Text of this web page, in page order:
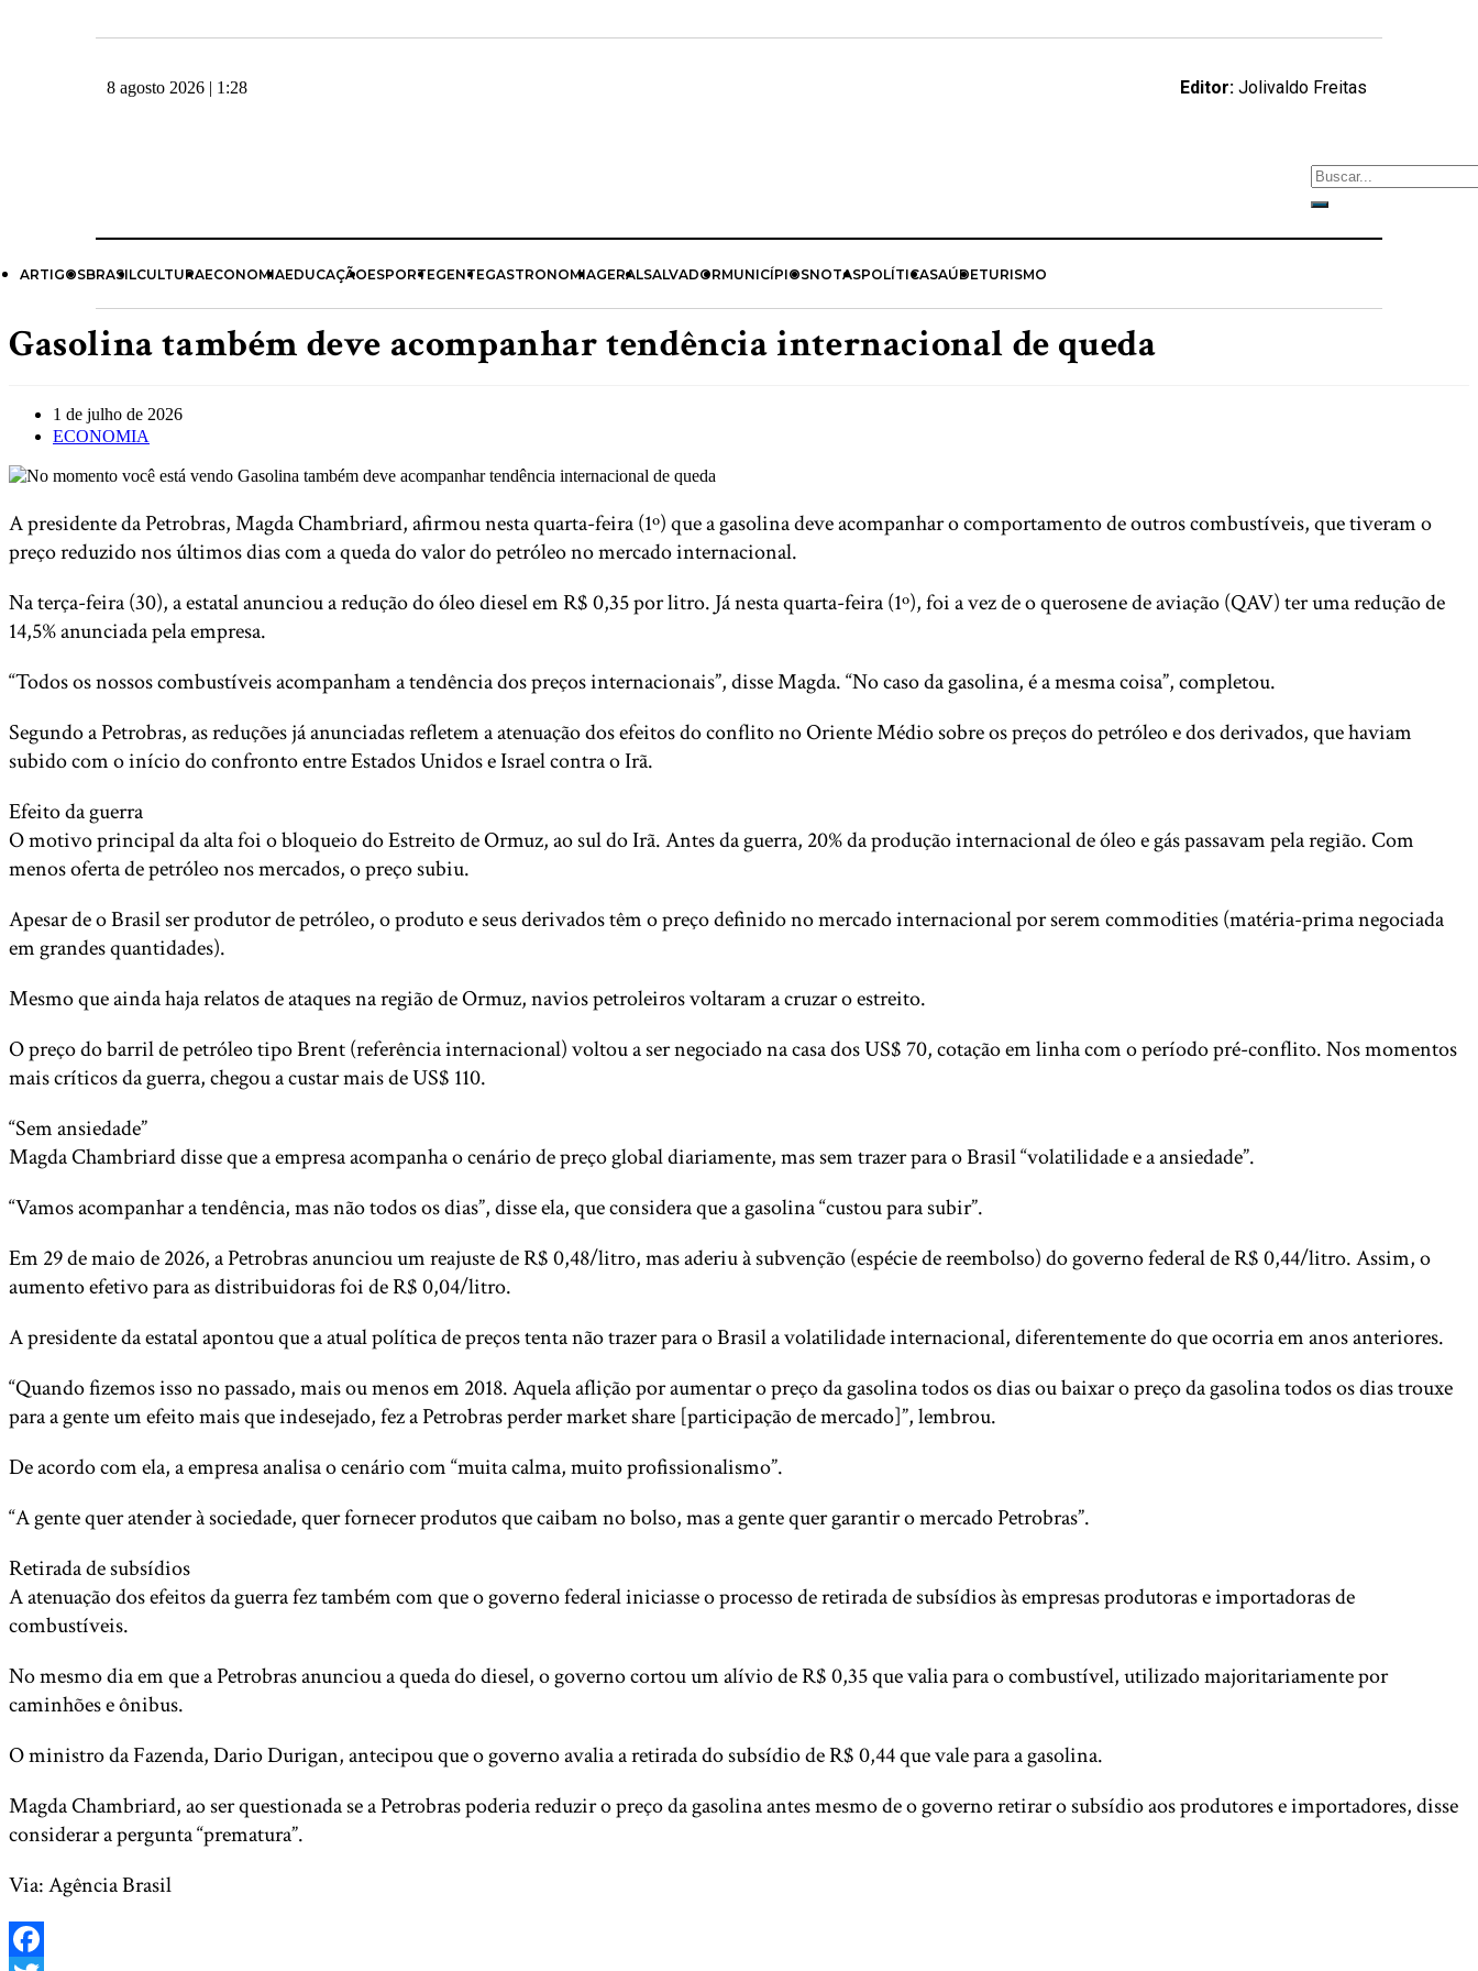
8 agosto 2026 | 1:28 Editor:Jolivaldo Freitas
ARTIGOSBRASILCULTURAECONOMIAEDUCAÇÃOESPORTEGENTEGASTRONOMIAGERALSALVADORMUNICÍPIOSNOTASPOLÍTICASAÚDETURISMO
Gasolina também deve acompanhar tendência internacional de queda
1 de julho de 2026
ECONOMIA
A presidente da Petrobras, Magda Chambriard, afirmou nesta quarta-feira (1º) que a gasolina deve acompanhar o comportamento de outros combustíveis, que tiveram o
preço reduzido nos últimos dias com a queda do valor do petróleo no mercado internacional.
Na terça-feira (30), a estatal anunciou a redução do óleo diesel em R$ 0,35 por litro. Já nesta quarta-feira (1º), foi a vez de o querosene de aviação (QAV) ter uma redução de
14,5% anunciada pela empresa.
“Todos os nossos combustíveis acompanham a tendência dos preços internacionais”, disse Magda. “No caso da gasolina, é a mesma coisa”, completou.
Segundo a Petrobras, as reduções já anunciadas refletem a atenuação dos efeitos do conflito no Oriente Médio sobre os preços do petróleo e dos derivados, que haviam
subido com o início do confronto entre Estados Unidos e Israel contra o Irã.
Efeito da guerra
O motivo principal da alta foi o bloqueio do Estreito de Ormuz, ao sul do Irã. Antes da guerra, 20% da produção internacional de óleo e gás passavam pela região. Com
menos oferta de petróleo nos mercados, o preço subiu.
Apesar de o Brasil ser produtor de petróleo, o produto e seus derivados têm o preço definido no mercado internacional por serem commodities (matéria-prima negociada
em grandes quantidades).
Mesmo que ainda haja relatos de ataques na região de Ormuz, navios petroleiros voltaram a cruzar o estreito.
O preço do barril de petróleo tipo Brent (referência internacional) voltou a ser negociado na casa dos US$ 70, cotação em linha com o período pré-conflito. Nos momentos
mais críticos da guerra, chegou a custar mais de US$ 110.
“Sem ansiedade”
Magda Chambriard disse que a empresa acompanha o cenário de preço global diariamente, mas sem trazer para o Brasil “volatilidade e a ansiedade”.
“Vamos acompanhar a tendência, mas não todos os dias”, disse ela, que considera que a gasolina “custou para subir”.
Em 29 de maio de 2026, a Petrobras anunciou um reajuste de R$ 0,48/litro, mas aderiu à subvenção (espécie de reembolso) do governo federal de R$ 0,44/litro. Assim, o
aumento efetivo para as distribuidoras foi de R$ 0,04/litro.
A presidente da estatal apontou que a atual política de preços tenta não trazer para o Brasil a volatilidade internacional, diferentemente do que ocorria em anos anteriores.
“Quando fizemos isso no passado, mais ou menos em 2018. Aquela aflição por aumentar o preço da gasolina todos os dias ou baixar o preço da gasolina todos os dias trouxe
para a gente um efeito mais que indesejado, fez a Petrobras perder market share [participação de mercado]”, lembrou.
De acordo com ela, a empresa analisa o cenário com “muita calma, muito profissionalismo”.
“A gente quer atender à sociedade, quer fornecer produtos que caibam no bolso, mas a gente quer garantir o mercado Petrobras”.
Retirada de subsídios
A atenuação dos efeitos da guerra fez também com que o governo federal iniciasse o processo de retirada de subsídios às empresas produtoras e importadoras de
combustíveis.
No mesmo dia em que a Petrobras anunciou a queda do diesel, o governo cortou um alívio de R$ 0,35 que valia para o combustível, utilizado majoritariamente por
caminhões e ônibus.
O ministro da Fazenda, Dario Durigan, antecipou que o governo avalia a retirada do subsídio de R$ 0,44 que vale para a gasolina.
Magda Chambriard, ao ser questionada se a Petrobras poderia reduzir o preço da gasolina antes mesmo de o governo retirar o subsídio aos produtores e importadores, disse
considerar a pergunta “prematura”.
Via: Agência Brasil